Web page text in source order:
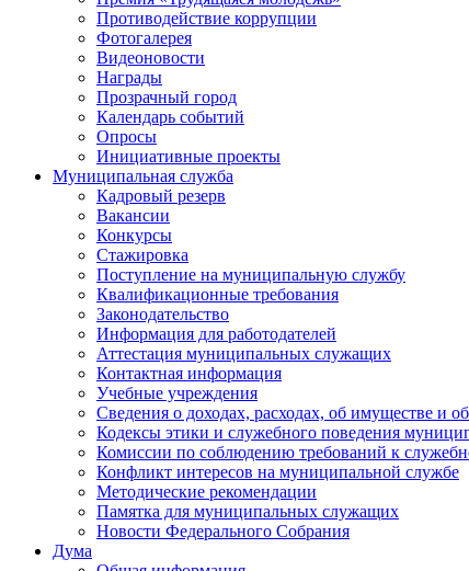
Противодействие коррупции
Фотогалерея
Видеоновости
Награды
Прозрачный город
Календарь событий
Опросы
Инициативные проекты
Муниципальная служба
Кадровый резерв
Вакансии
Конкурсы
Стажировка
Поступление на муниципальную службу
Квалификационные требования
Законодательство
Информация для работодателей
Аттестация муниципальных служащих
Контактная информация
Учебные учреждения
Сведения о доходах, расходах, об имуществе и
Кодексы этики и служебного поведения
Комиссии по соблюдению требований к
Конфликт интересов на муниципальной службе
Методические рекомендации
Памятка для муниципальных служащих
Новости Федерального Cобрания
Дума